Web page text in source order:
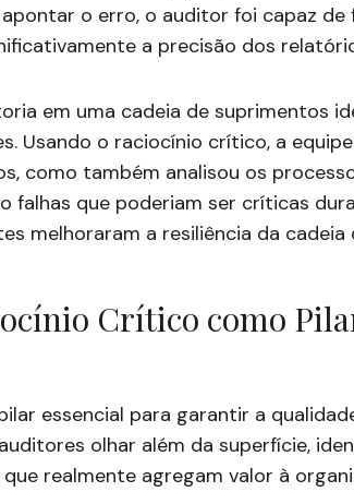
apontar o erro, o auditor foi capaz
a precisão dos
em uma cadeia de suprimentos
Usando o raciocínio crítico, a
como também analisou os
falhas que poderiam ser críticas
melhoraram a resiliência da cadeia
Crítico como
essencial para garantir a
olhar além da superfície,
realmente agregam valor à